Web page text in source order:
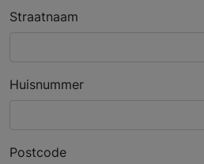
Straatnaam
Huisnummer
Postcode